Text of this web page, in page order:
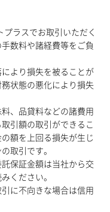
プラスでお取引いただく
数料や諸経費等をご負
より損失を被ることが
状態の悪化により損失
、品貸料などの諸費用
引額の取引ができるこ
額を上回る損失が生じ
取引です。
保証金額は当社から交
ください。
に不向きな場合は信用